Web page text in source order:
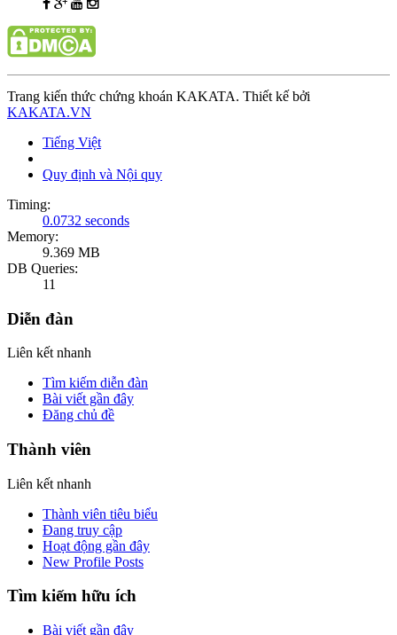
Trang kiến thức chứng khoán KAKATA. Thiết kế bởi
KAKATA.VN
Tiếng Việt
Quy định và Nội quy
Timing:
0.0732 seconds
Memory:
9.369 MB
DB Queries:
11
Diễn đàn
Liên kết nhanh
Tìm kiếm diễn đàn
Bài viết gần đây
Đăng chủ đề
Thành viên
Liên kết nhanh
Thành viên tiêu biểu
Đang truy cập
Hoạt động gần đây
New Profile Posts
Tìm kiếm hữu ích
Bài viết gần đây